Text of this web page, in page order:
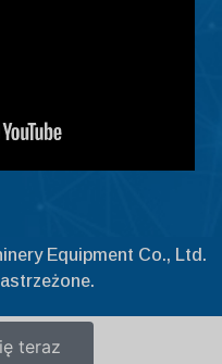
Equipment Co., Ltd.
teraz